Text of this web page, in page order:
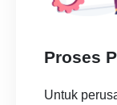
Proses
Untuk